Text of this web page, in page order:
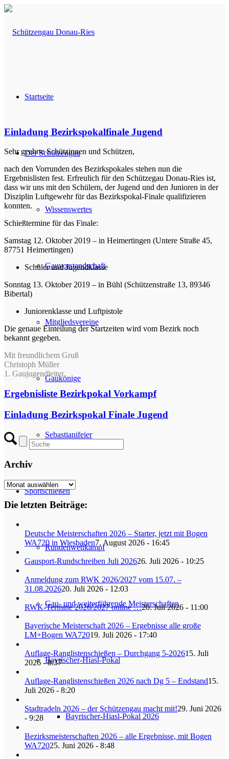
Startseite
Der Schützengau
Wissenswertes
Gauvorstandschaft
Mitgliedsvereine
Gaukönige
Sebastianifeier
Sportschießen
Rundenwettkampf
Gau- und weiterführende Meisterschaften
Bayrischer-Hiasl-Pokal
Bayrischer-Hiasl-Pokal 2026
Einladung Bezirkspokalfinale Jugend
Sehr geehrte Schützinnen und Schützen,
nach den Vorrunden des Bezirkspokales stehen nun die
Ergebnislisten fest. Erfreulich für den Schützegau Donau-Ries ist,
dass wir uns mit den Schülern, der Jugend und den Junioren in der
Disziplin Luftgewehr für das Bezirkspokal-Finale qualifizieren
konnten.
Schießtermine für das Finale:
Samstag 12. Oktober 2019 – in Heimertingen (Untere Straße 45,
87751 Heimertingen)
Schüler und Jugendklasse
Sonntag 13. Oktober 2019 – in Bühl (Schützenstraße 13, 89346
Bibertal)
Juniorenklasse und Luftpistole
Die genaue Einteilung der Startzeiten wird vom Bezirk noch
bekannt gegeben.
Mit freundlichem Gruß
Christoph Müller
1. Gaujugendleiter
Ergebnisliste Bezirkpokal Vorkampf
Einladung Bezirkspokal Finale Jugend
Archiv
Archiv
Die letzten Beiträge:
Deutsche Meisterschaften 2026 – Starter, jetzt mit Bogen
WA720 in Wiesbaden7. August 2026 - 16:45
Gausport-Rundschreiben Juli 202626. Juli 2026 - 10:25
Anmeldung zum RWK 2026/2027 vom 15.07. –
31.08.202620. Juli 2026 - 12:03
RWK-Termine 2026/2027 online …20. Juli 2026 - 11:00
Bayerische Meisterschaft 2026 – Ergebnisse alle große
LM+Bogen WA72019. Juli 2026 - 17:40
Auflage-Ranglistenschießen – Durchgang 5-202615. Juli
2026 - 8:37
Auflage-Ranglistenschießen 2026 nach Dg 5 – Endstand15.
Juli 2026 - 8:20
Stadtradeln 2026 – der Schützengau macht mit!29. Juni 2026
- 9:28
Bezirksmeisterschaften 2026 – alle Ergebnisse, mit Bogen
WA72025. Juni 2026 - 8:48